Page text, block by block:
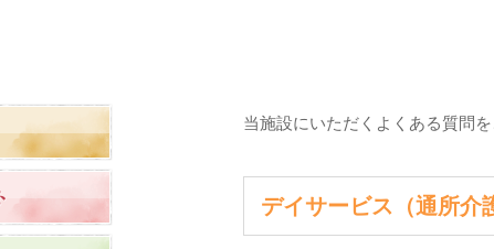
当施設にいただくよくある質問を
デイサービス（通所介